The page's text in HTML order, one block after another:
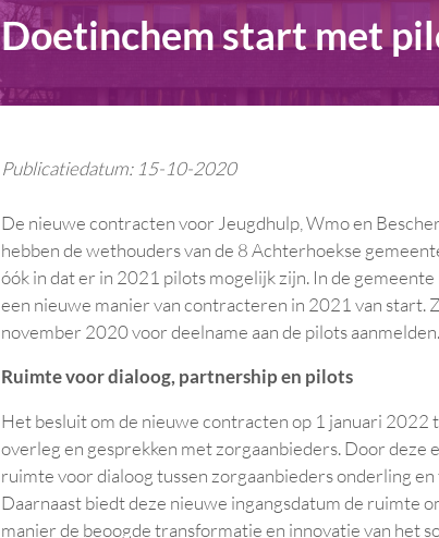
Doetinchem start met
Publicatiedatum: 15-10-2020
De nieuwe contracten voor Jeugdhulp, Wmo en
hebben de wethouders van de 8 Achterhoekse
óók in dat er in 2021 pilots mogelijk zijn. In de
een nieuwe manier van contracteren in 2021 van start.
november 2020 voor deelname aan de pilots aanmelden.
Ruimte voor dialoog, partnership en pilots
Het besluit om de nieuwe contracten op 1 januari 2022
overleg en gesprekken met zorgaanbieders. Door deze
ruimte voor dialoog tussen zorgaanbieders onderling
Daarnaast biedt deze nieuwe ingangsdatum de ruimte
manier de beoogde transformatie en innovatie van het